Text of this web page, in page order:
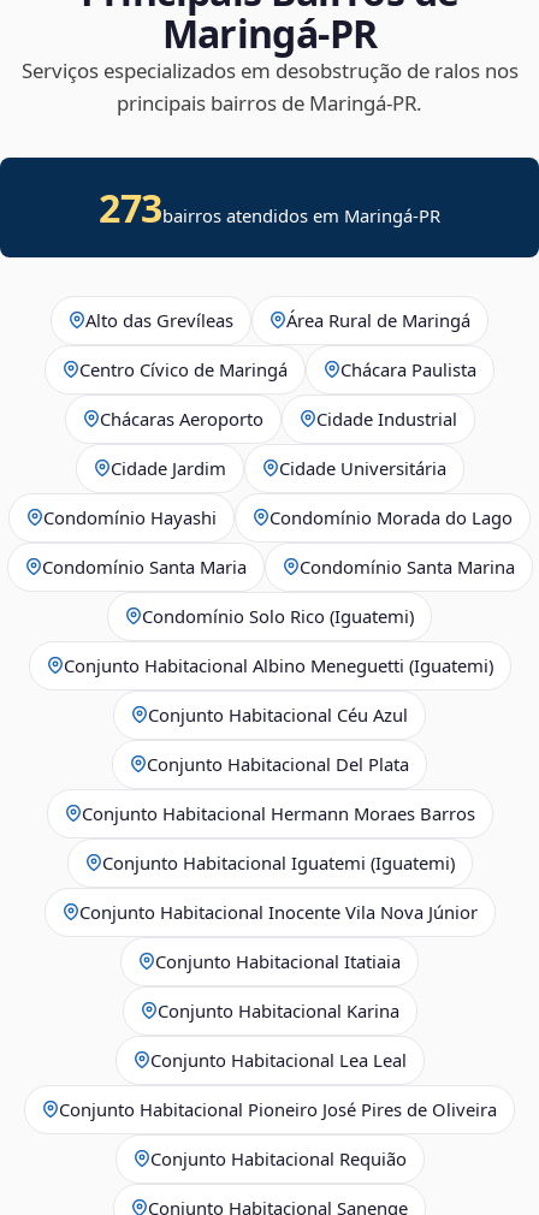
Maringá‑PR
Serviços especializados em desobstrução de ralos nos
principais bairros de Maringá‑PR.
273bairros atendidos em Maringá-PR
Alto das Grevíleas Área Rural de Maringá
Centro Cívico de Maringá Chácara Paulista
Chácaras Aeroporto Cidade Industrial
Cidade Jardim Cidade Universitária
Condomínio Hayashi Condomínio Morada do Lago
Condomínio Santa Maria Condomínio Santa Marina
Condomínio Solo Rico (Iguatemi)
Conjunto Habitacional Albino Meneguetti (Iguatemi)
Conjunto Habitacional Céu Azul
Conjunto Habitacional Del Plata
Conjunto Habitacional Hermann Moraes Barros
Conjunto Habitacional Iguatemi (Iguatemi)
Conjunto Habitacional Inocente Vila Nova Júnior
Conjunto Habitacional Itatiaia
Conjunto Habitacional Karina
Conjunto Habitacional Lea Leal
Conjunto Habitacional Pioneiro José Pires de Oliveira
Conjunto Habitacional Requião
Conjunto Habitacional Sanenge